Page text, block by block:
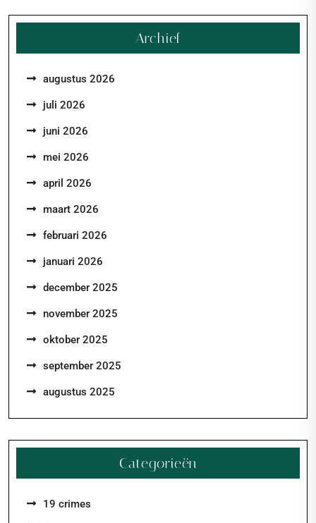
Archief
augustus 2026
juli 2026
juni 2026
mei 2026
april 2026
maart 2026
februari 2026
januari 2026
december 2025
november 2025
oktober 2025
september 2025
augustus 2025
Categorieën
19 crimes